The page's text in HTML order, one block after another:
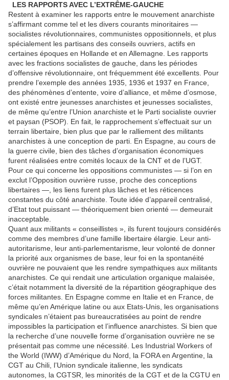
LES RAPPORTS AVEC L’EXTRÊME-GAUCHE
Restent à examiner les rapports entre le mouvement anarchiste
s’affirmant comme tel et les divers courants minoritaires —
socialistes révolutionnaires, communistes oppositionnels, et plus
spécialement les partisans des conseils ouvriers, actifs en
certaines époques en Hollande et en Allemagne. Les rapports
avec les fractions socialistes de gauche, dans les périodes
d’offensive révolutionnaire, ont fréquemment été excellents. Pour
prendre l’exemple des années 1935, 1936 et 1937 en France,
des phénomènes d’entente, voire d’alliance, et même d’osmose,
ont existé entre jeunesses anarchistes et jeunesses socialistes,
de même qu’entre l’Union anarchiste et le Parti socialiste ouvrier
et paysan (PSOP). En fait, le rapprochement s’effectuait sur un
terrain libertaire, bien plus que par le ralliement des militants
anarchistes à une conception de parti. En Espagne, au cours de
la guerre civile, bien des tâches d’organisation économiques
furent réalisées entre comités locaux de la CNT et de l’UGT.
Pour ce qui concerne les oppositions communistes — si l’on en
exclut l’Opposition ouvrière russe, proche des conceptions
libertaires —, les liens furent plus lâches et les réticences
constantes du côté anarchiste. Toute idée d’appareil centralisé,
d’Etat tout puissant — théoriquement bien orienté — demeurait
inacceptable.
Quant aux militants « conseillistes », ils furent toujours considérés
comme des membres d’une famille libertaire élargie. Leur anti-
autoritarisme, leur anti-parlementarisme, leur volonté de donner
la priorité aux organismes de base, leur foi en la spontanéité
ouvrière ne pouvaient que les rendre sympathiques aux militants
anarchistes. Ce qui rendait une articulation organique malaisée,
c’était notamment la diversité de la répartition géographique des
forces militantes. En Espagne comme en Italie et en France, de
même qu’en Amérique latine ou aux Etats-Unis, les organisations
syndicales n’étaient pas bureaucratisées au point de rendre
impossibles la participation et l’influence anarchistes. Si bien que
la recherche d’une nouvelle forme d’organisation ouvrière ne se
présentait pas comme une nécessité. Les Industrial Workers of
the World (IWW) d’Amérique du Nord, la FORA en Argentine, la
CGT au Chili, l’Union syndicale italienne, les syndicats
autonomes, la CGTSR, les minorités de la CGT et de la CGTU en